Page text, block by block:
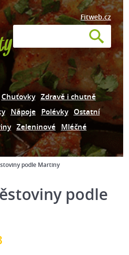
Fitweb.cz
Chuťovky Zdravě i chutně
Nápoje Polévky Ostatní
Zeleninové Mléčné
podle Martiny
podle